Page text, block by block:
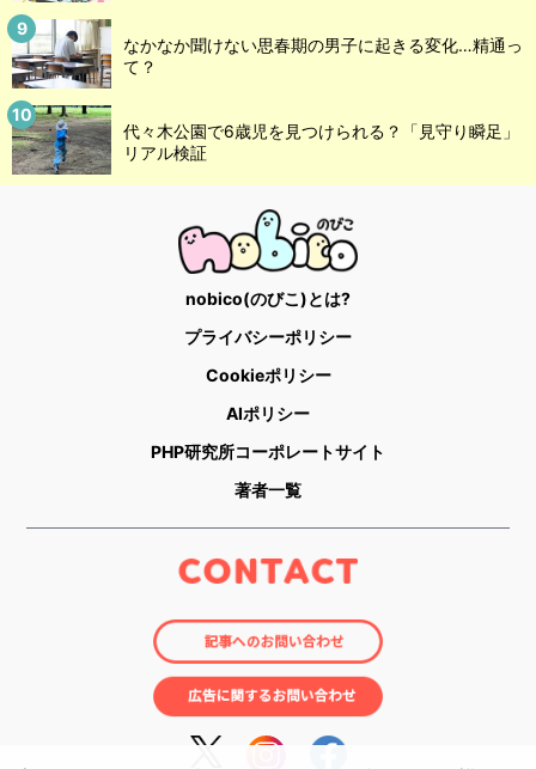
なかなか聞けない思春期の男子に起きる変化…精通っ
て？
代々木公園で6歳児を見つけられる？「見守り瞬足」
リアル検証
nobico(のびこ)とは?
プライバシーポリシー
Cookieポリシー
AIポリシー
PHP研究所コーポレートサイト
著者一覧